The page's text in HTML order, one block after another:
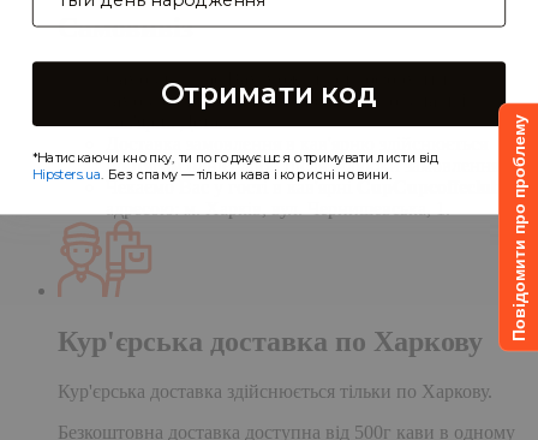
Повідомити про проблему
Самовивіз
Самовивіз дає Вам можливість оформити
замовлення на сайті, а забрати його в нашій
кав'ярні. Деталі:
протягом однієї доби після обробки замовлення;
Чекаємо Вас у гості в кав'ярні
за
Кур'єрська доставка по Харкову
Кур'єрська доставка здійснюється тільки по Харкову.
Безкоштовна доставка доступна від 500г кави в одному
Отримати код
*Натискаючи кнопку, ти погоджуєшся отримувати листи від
Hipsters.ua. Без спаму — тільки кава і корисні новини.